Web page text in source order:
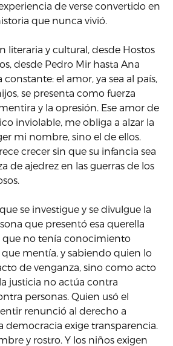
de verse convertido en
que nunca vivió.
literaria y cultural, desde Hostos
desde Pedro Mir hasta Ana
constante: el amor, ya sea al país,
se presenta como fuerza
y la opresión. Ese amor de
inviolable, me obliga a alzar la
mi nombre, sino el de ellos.
crecer sin que su infancia sea
de ajedrez en las guerras de los
se investigue y se divulgue la
que presentó esa querella
no tenía conocimiento
mentía, y sabiendo quien lo
de venganza, sino como acto
justicia no actúa contra
personas. Quien usó el
renunció al derecho a
democracia exige transparencia.
y rostro. Y los niños exigen